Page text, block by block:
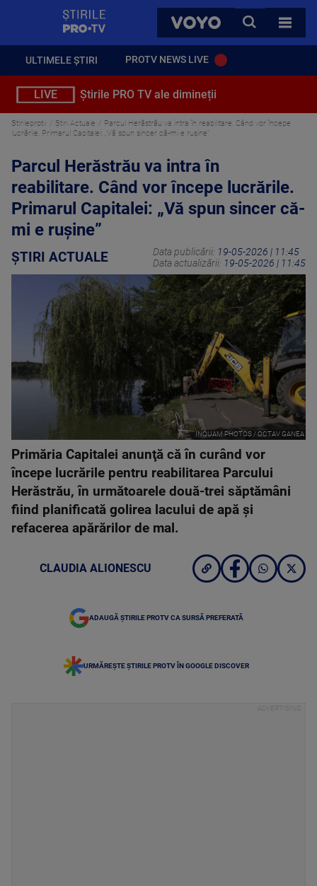
VOYO
CAUTA
TOATE
ULTIMELE ȘTIRI PROTV NEWS LIVE
LIVE Știrile PRO TV ale dimineții
Stirileprotv Știri Actuale
Parcul Herăstrău va intra în reabilitare. Când vor începe
lucrările. Primarul Capitalei: „Vă spun sincer că-mi e ruşine”
Parcul Herăstrău va intra în
reabilitare. Când vor începe lucrările.
Primarul Capitalei: „Vă spun sincer că-
mi e ruşine”
ȘTIRI ACTUALE Data publicării: 19-05-2026 | 11:45
Data actualizării: 19-05-2026 | 11:45
INQUAM PHOTOS / OCTAV GANEA
Primăria Capitalei anunţă că în curând vor
începe lucrările pentru reabilitarea Parcului
Herăstrău, în următoarele două-trei săptămâni
fiind planificată golirea lacului de apă şi
refacerea apărărilor de mal.
CLAUDIA ALIONESCU
ADAUGĂ ȘTIRILE PROTV CA SURSĂ PREFERATĂ
URMĂREȘTE ȘTIRILE PROTV ÎN GOOGLE DISCOVER